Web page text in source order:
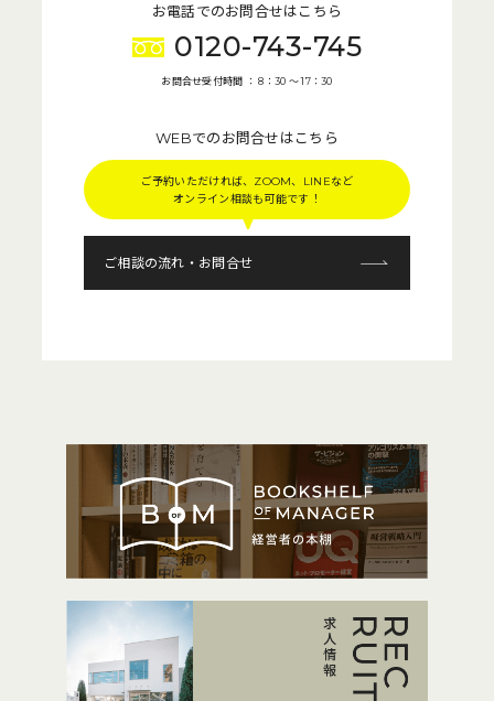
お電話でのお問合せはこちら
0120-743-745
お問合せ受付時間 ： 8：30 〜 17：30
WEBでのお問合せはこちら
ご予約いただければ、ZOOM、LINEなど
オンライン相談も可能です！
ご相談の流れ・お問合せ